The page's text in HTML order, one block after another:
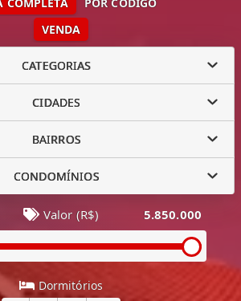
VENDA
CATEGORIAS
CIDADES
BAIRROS
CONDOMÍNIOS
Valor (R$) 5.850.000
Dormitórios